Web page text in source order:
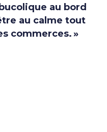
au bord
au calme tout
commerces. »